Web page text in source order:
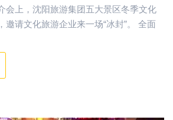
会上，沈阳旅游集团五大景区冬季文化
邀请文化旅游企业来一场“冰封”。 全面